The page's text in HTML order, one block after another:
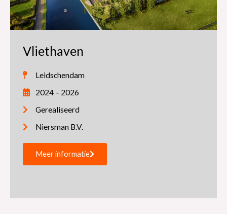
Vliethaven
Leidschendam
2024 – 2026
Gerealiseerd
Niersman B.V.
Meer informatie